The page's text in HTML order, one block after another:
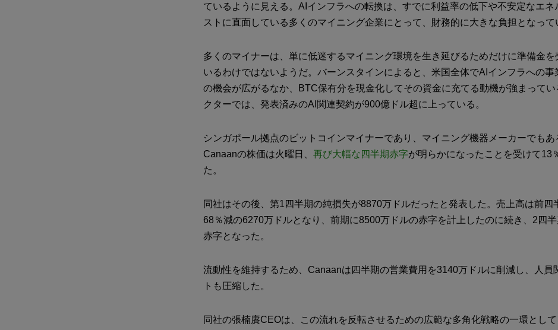
ているように見える。AIインフラへの転換は、すでに利益率の低下や不安定なエネ
ストに直面している多くのマイニング企業にとって、財務的に大きな負担となって
多くのマイナーは、単に低迷するマイニング環境を生き延びるためだけに準備金を
いるわけではないようだ。バーンスタインによると、米国全体でAIインフラへの事
の機会が広がるなか、BTC保有分を現金化してその資金に充てる動機が強まってい
クターでは、発表済みのAI関連契約が900億ドル超に上っている。
シンガポール拠点のビットコインマイナーであり、マイニング機器メーカーでもあ
Canaanの株価は火曜日、 再び大幅な四半期赤字が明らかになったことを受けて13
た。
同社はその後、第1四半期の純損失が8870万ドルだったと発表した。売上高は前四
68％減の6270万ドルとなり、前期に8500万ドルの赤字を計上したのに続き、2四
赤字となった。
流動性を維持するため、Canaanは四半期の営業費用を3140万ドルに削減し、人員
トも圧縮した。
同社の張楠賡CEOは、この流れを反転させるための広範な多角化戦略の一環とし